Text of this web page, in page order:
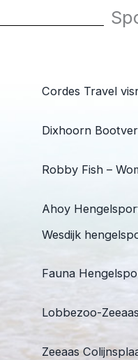
Cordes Travel
Dixhoorn
Robby Fish –
Ahoy
Wesdijk
Fauna
Lobbezoo-
Zeeaas